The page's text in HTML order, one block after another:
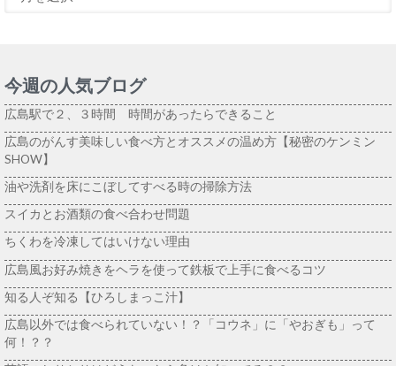
今週の人気ブログ
広島駅で２、３時間 時間があったらできること
広島のがんす美味しい食べ方とオススメの温め方【秘密のケンミン
SHOW】
油や洗剤を床にこぼしてすべる時の掃除方法
スイカとお酒類の食べ合わせ問題
ちくわを冷凍してはいけない理由
広島風お好み焼きをヘラを使って鉄板で上手に食べるコツ
知る人ぞ知る【ひろしまっこ汁】
広島以外では食べられていない！？「コウネ」に「やおぎも」って
何！？？